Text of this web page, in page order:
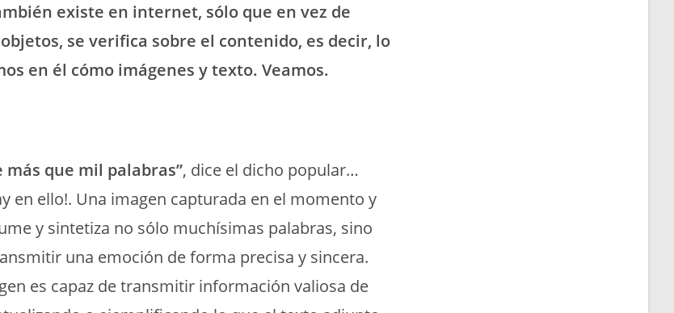
existe en internet, sólo que en vez de
se verifica sobre el contenido, es decir, lo
en él cómo imágenes y texto. Veamos.
más que mil palabras”, dice el dicho popular…
en ello!. Una imagen capturada en el momento y
y sintetiza no sólo muchísimas palabras, sino
una emoción de forma precisa y sincera.
es capaz de transmitir información valiosa de